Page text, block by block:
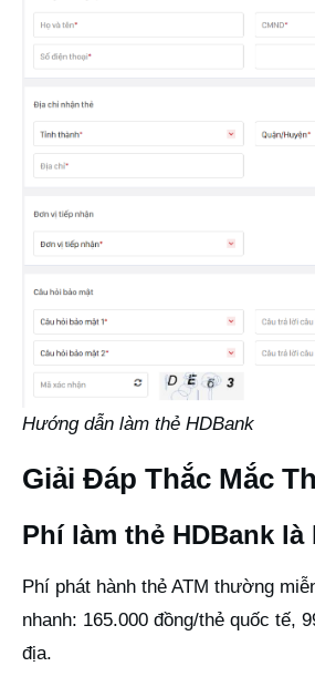
Hướng dẫn làm thẻ HDBank
Giải Đáp Thắc Mắc
Phí làm thẻ HDBank
Phí phát hành thẻ ATM thường
nhanh: 165.000 đồng/thẻ quốc tế,
địa.